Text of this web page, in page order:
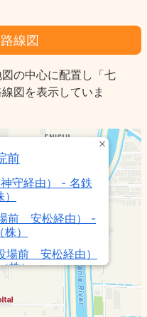
線図
図の中心に配置し「七
図を表示していま
前
守経由） - 名鉄
前 安松経由） -
）
前 安松経由）
株）
ンター（安松 大
鉄バス（株）